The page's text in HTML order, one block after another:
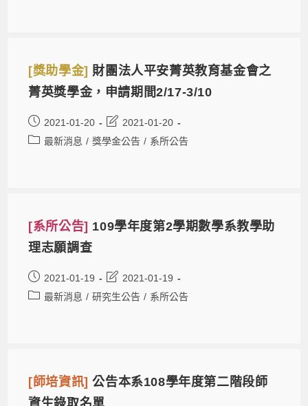
[獎助學金] 財團法人平安菁英教育基金會之
菁英獎學金，申請期間2/17-3/10
2021-01-20
2021-01-20
最新消息 / 獎學金公告 / 系所公告
[系所公告] 109學年度第2學期數學系教學助
理志願調查
2021-01-19
2021-01-19
最新消息 / 研究生公告 / 系所公告
[師培資訊]公告本系108學年度第二階段師
資生錄取名單